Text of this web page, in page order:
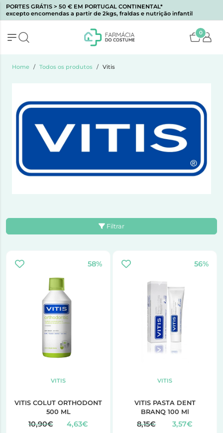
PORTES GRÁTIS > 50 € EM PORTUGAL CONTINENTAL*
excepto encomendas a partir de 2kgs, fraldas e nutrição infantil
0
Home Todos os produtos Vitis
Filtrar
58%
VITIS
VITIS COLUT ORTHODONT
500 ML
10,90€ 4,63€
56%
VITIS
VITIS PASTA DENT
BRANQ 100 Ml
8,15€ 3,57€